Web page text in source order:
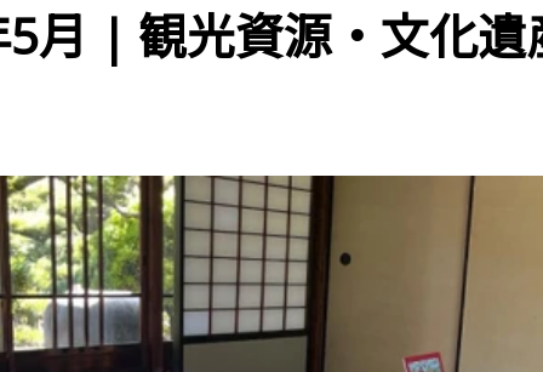
月 | 観光資源・文化遺